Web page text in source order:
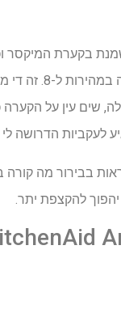
של שמנת בקערת
ל-2, ואז העליתי
שים עין על הקערה
לעקביות הדרושה לי
בבירור מה קורה
להקצפת יתר.